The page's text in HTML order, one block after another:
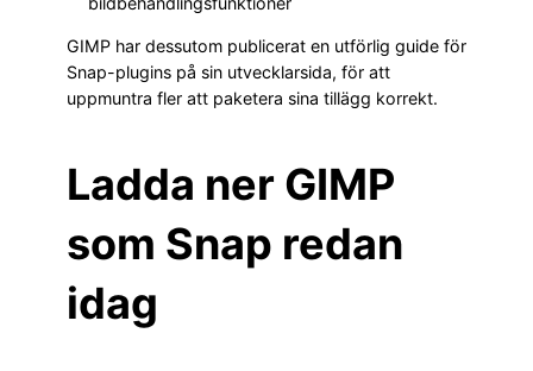
GIMP har dessutom publicerat en utförlig guide för
Snap-plugins på sin utvecklarsida, för att
uppmuntra fler att paketera sina tillägg korrekt.
Ladda ner GIMP
som Snap redan
idag